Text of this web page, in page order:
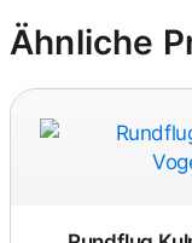
Ähnliche